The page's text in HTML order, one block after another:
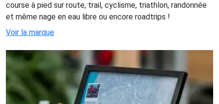
course à pied sur route, trail, cyclisme, triathlon, randonnée
et même nage en eau libre ou encore roadtrips !
Voir la marque